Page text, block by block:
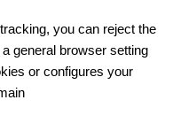
you can reject the
general browser setting
or configures your